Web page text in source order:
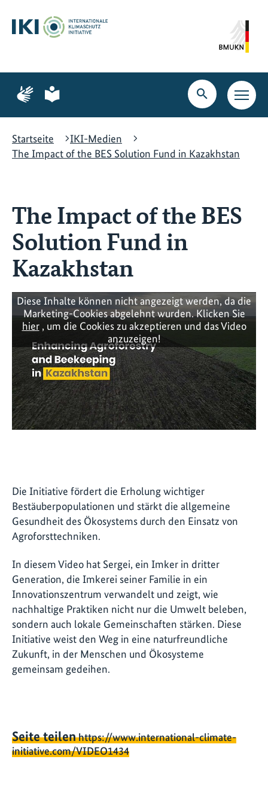
Hauptinhalt
springen
Suche
springen
Hauptnavigation
springen
Zur
Seite
Gebärdensprache
Zur
Seite
leichte
Suche
öffnen
Startseite
IKI-Medien
The Impact of the BES Solution Fund in Kazakhstan
The Impact of the BES
Solution Fund in
Kazakhstan
Diese Inhalte können nicht angezeigt werden, da die
Marketing-Cookies abgelehnt wurden. Klicken Sie
hier, um die Cookies zu akzeptieren und das Video
anzuzeigen!
Die Initiative fördert die Erholung wichtiger
Bestäuberpopulationen und stärkt die allgemeine
Gesundheit des Ökosystems durch den Einsatz von
Agroforsttechniken.
In diesem Video hat Sergei, ein Imker in dritter
Generation, die Imkerei seiner Familie in ein
Innovationszentrum verwandelt und zeigt, wie
nachhaltige Praktiken nicht nur die Umwelt beleben,
sondern auch lokale Gemeinschaften stärken. Diese
Initiative weist den Weg in eine naturfreundliche
Zukunft, in der Menschen und Ökosysteme
gemeinsam gedeihen.
Seite teilenhttps://www.international-climate-
initiative.com/VIDEO1434